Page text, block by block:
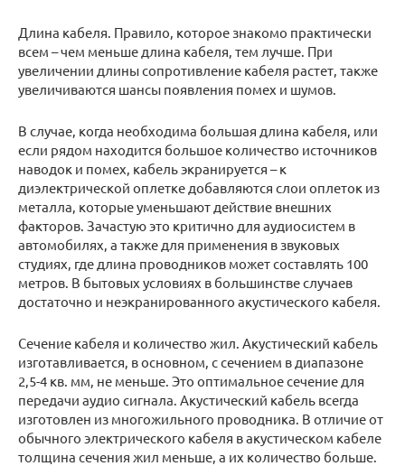
Длина кабеля. Правило, которое знакомо практически
всем – чем меньше длина кабеля, тем лучше. При
увеличении длины сопротивление кабеля растет, также
увеличиваются шансы появления помех и шумов.
В случае, когда необходима большая длина кабеля, или
если рядом находится большое количество источников
наводок и помех, кабель экранируется – к
диэлектрической оплетке добавляются слои оплеток из
металла, которые уменьшают действие внешних
факторов. Зачастую это критично для аудиосистем в
автомобилях, а также для применения в звуковых
студиях, где длина проводников может составлять 100
метров. В бытовых условиях в большинстве случаев
достаточно и неэкранированного акустического кабеля.
Сечение кабеля и количество жил. Акустический кабель
изготавливается, в основном, с сечением в диапазоне
2,5-4 кв. мм, не меньше. Это оптимальное сечение для
передачи аудио сигнала. Акустический кабель всегда
изготовлен из многожильного проводника. В отличие от
обычного электрического кабеля в акустическом кабеле
толщина сечения жил меньше, а их количество больше.